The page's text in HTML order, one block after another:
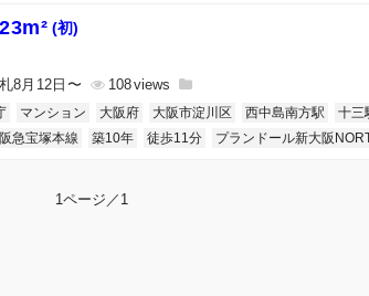
(初)
8月12日〜 108
マンション 大阪府 大阪市淀川区 西中島南方駅 十三
阪急宝塚本線 築10年 徒歩11分 プランドール新大阪
1ページ／1